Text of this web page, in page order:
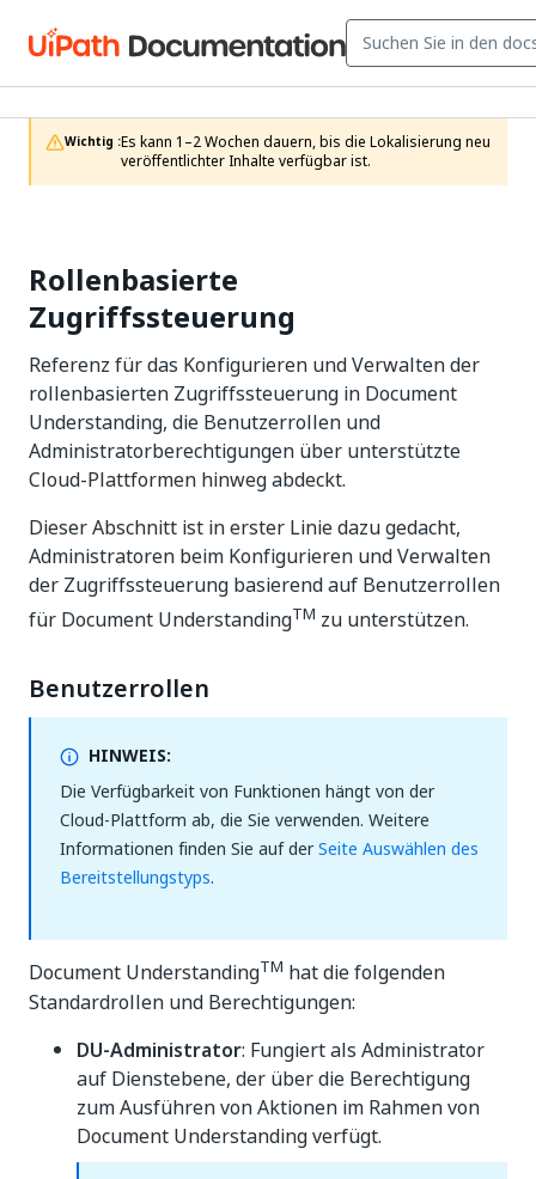
Wichtig :Es kann 1–2 Wochen dauern, bis die Lokalisierung neu
veröffentlichter Inhalte verfügbar ist.
Rollenbasierte
Zugriffssteuerung
Referenz für das Konfigurieren und Verwalten der
rollenbasierten Zugriffssteuerung in Document
Understanding, die Benutzerrollen und
Administratorberechtigungen über unterstützte
Cloud-Plattformen hinweg abdeckt.
Dieser Abschnitt ist in erster Linie dazu gedacht,
Administratoren beim Konfigurieren und Verwalten
der Zugriffssteuerung basierend auf Benutzerrollen
für Document UnderstandingTM zu unterstützen.
Benutzerrollen
HINWEIS:
Die Verfügbarkeit von Funktionen hängt von der
Cloud-Plattform ab, die Sie verwenden. Weitere
Informationen finden Sie auf derSeite Auswählen des
Bereitstellungstyps.
Document UnderstandingTM hat die folgenden
Standardrollen und Berechtigungen:
DU-Administrator: Fungiert als Administrator
auf Dienstebene, der über die Berechtigung
zum Ausführen von Aktionen im Rahmen von
Document Understanding verfügt.